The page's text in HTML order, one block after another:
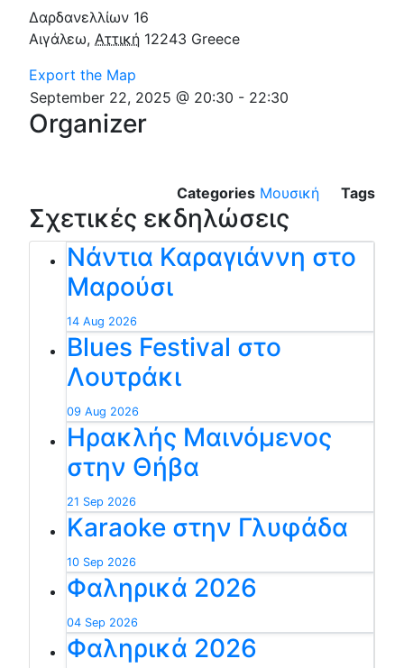
Δαρδανελλίων 16
Αιγάλεω, Αττική 12243 Greece
Export the Map
September 22, 2025 @ 20:30 - 22:30
Organizer
Categories Μουσική Tags
Σχετικές εκδηλώσεις
Νάντια Καραγιάννη στο
Μαρούσι
14 Aug 2026
Blues Festival στο
Λουτράκι
09 Aug 2026
Ηρακλής Μαινόμενος
στην Θήβα
21 Sep 2026
Karaoke στην Γλυφάδα
10 Sep 2026
Φαληρικά 2026
04 Sep 2026
Φαληρικά 2026